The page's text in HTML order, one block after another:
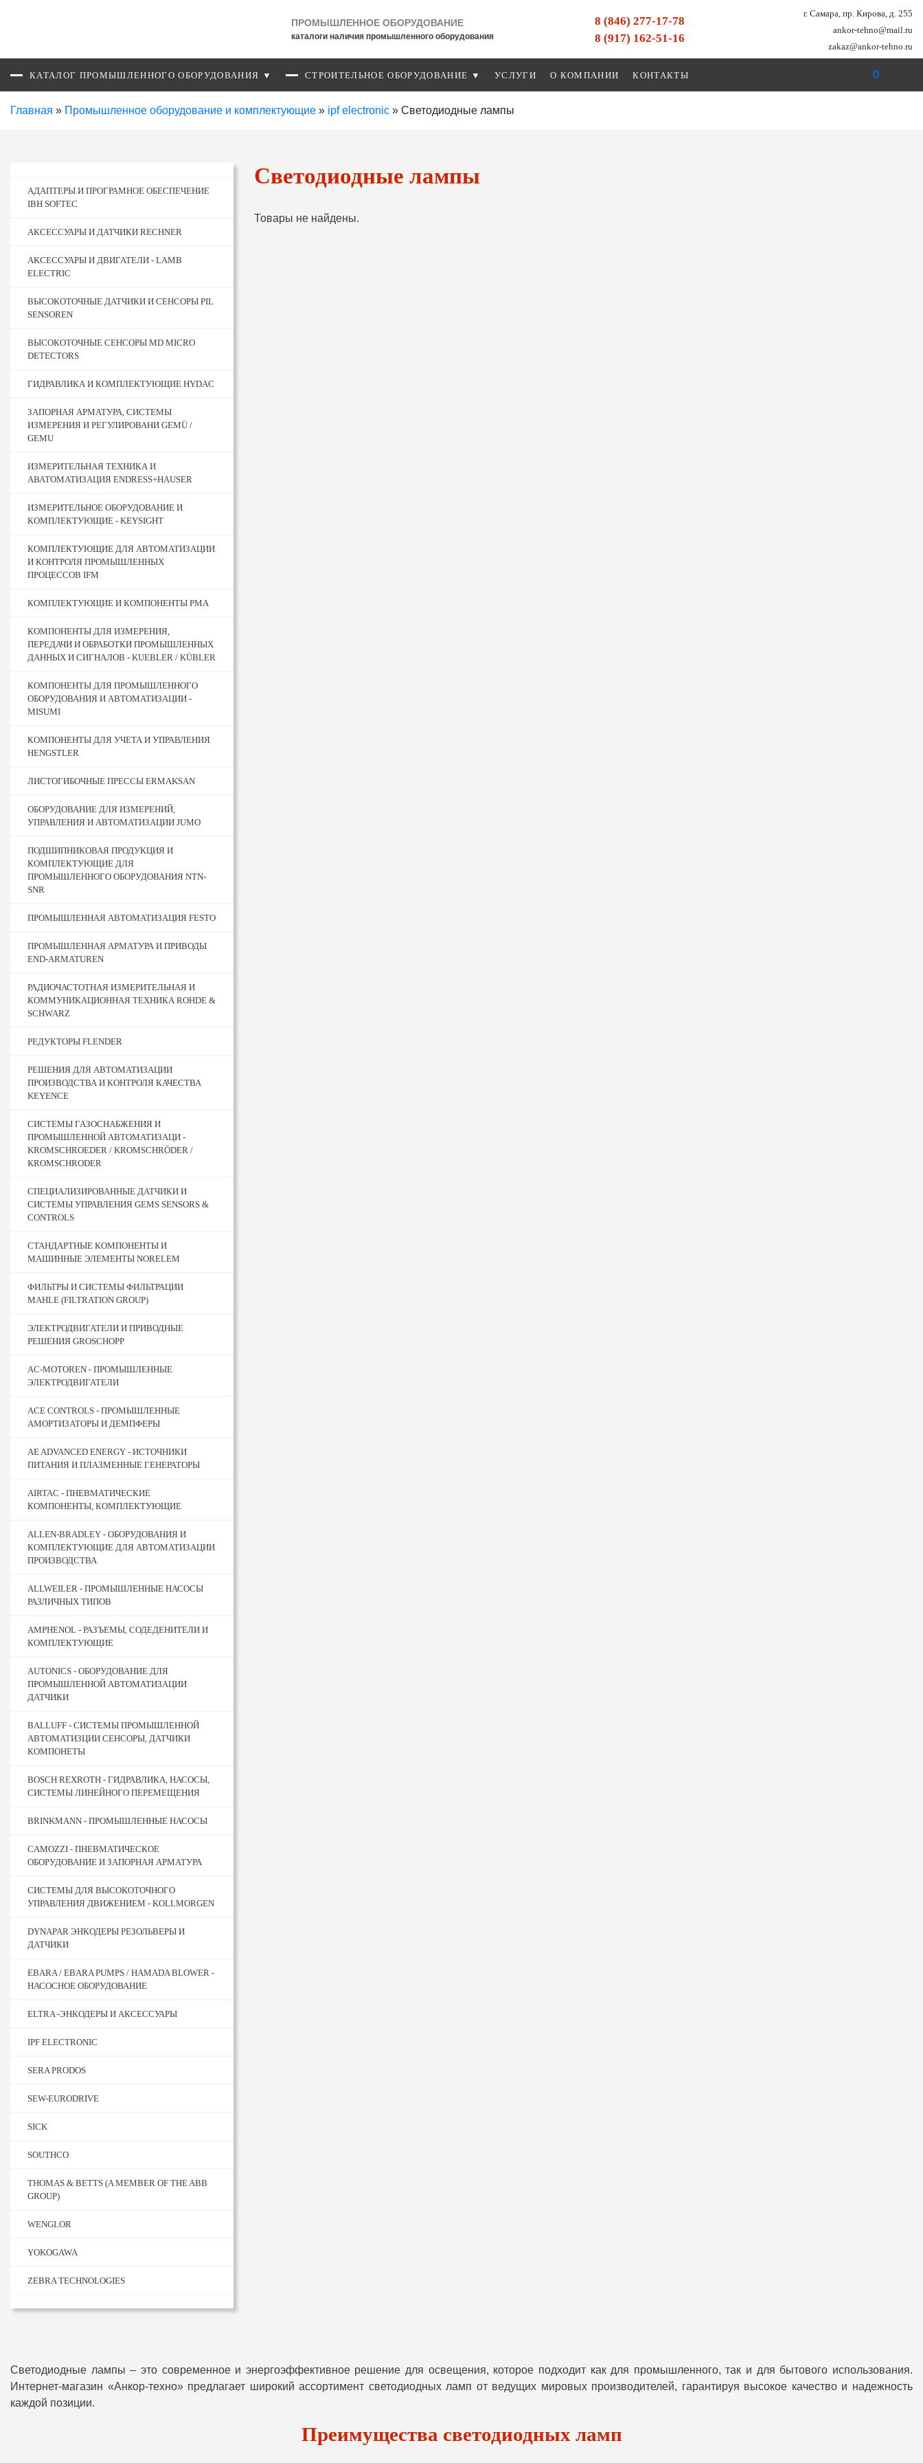
ПРОМЫШЛЕННОЕ ОБОРУДОВАНИЕ
каталоги наличия промышленного оборудования
8 (846) 277-17-78
8 (917) 162-51-16
г. Самара, пр. Кирова, д. 255
ankor-tehno@mail.ru
zakaz@ankor-tehno.ru
КАТАЛОГ ПРОМЫШЛЕННОГО ОБОРУДОВАНИЯ ▼ СТРОИТЕЛЬНОЕ ОБОРУДОВАНИЕ ▼ УСЛУГИ О КОМПАНИИ КОНТАКТЫ 0
Главная » Промышленное оборудование и комплектующие » ipf electronic » Светодиодные лампы
АДАПТЕРЫ И ПРОГРАМНОЕ ОБЕСПЕЧЕНИЕ
IBH SOFTEC
АКСЕССУАРЫ И ДАТЧИКИ RECHNER
АКСЕССУАРЫ И ДВИГАТЕЛИ - LAMB
ELECTRIC
ВЫСОКОТОЧНЫЕ ДАТЧИКИ И СЕНСОРЫ PIL
SENSOREN
ВЫСОКОТОЧНЫЕ СЕНСОРЫ MD MICRO
DETECTORS
ГИДРАВЛИКА И КОМПЛЕКТУЮЩИЕ HYDAC
ЗАПОРНАЯ АРМАТУРА, СИСТЕМЫ
ИЗМЕРЕНИЯ И РЕГУЛИРОВАНИ GEMÜ /
GEMU
ИЗМЕРИТЕЛЬНАЯ ТЕХНИКА И
АВАТОМАТИЗАЦИЯ ENDRESS+HAUSER
ИЗМЕРИТЕЛЬНОЕ ОБОРУДОВАНИЕ И
КОМПЛЕКТУЮЩИЕ - KEYSIGHT
КОМПЛЕКТУЮЩИЕ ДЛЯ АВТОМАТИЗАЦИИ
И КОНТРОЛЯ ПРОМЫШЛЕННЫХ
ПРОЦЕССОВ IFM
КОМПЛЕКТУЮЩИЕ И КОМПОНЕНТЫ PMA
КОМПОНЕНТЫ ДЛЯ ИЗМЕРЕНИЯ,
ПЕРЕДАЧИ И ОБРАБОТКИ ПРОМЫШЛЕННЫХ
ДАННЫХ И СИГНАЛОВ - KUEBLER / KÜBLER
КОМПОНЕНТЫ ДЛЯ ПРОМЫШЛЕННОГО
ОБОРУДОВАНИЯ И АВТОМАТИЗАЦИИ -
MISUMI
КОМПОНЕНТЫ ДЛЯ УЧЕТА И УПРАВЛЕНИЯ
HENGSTLER
ЛИСТОГИБОЧНЫЕ ПРЕССЫ ERMAKSAN
ОБОРУДОВАНИЕ ДЛЯ ИЗМЕРЕНИЙ,
УПРАВЛЕНИЯ И АВТОМАТИЗАЦИИ JUMO
ПОДШИПНИКОВАЯ ПРОДУКЦИЯ И
КОМПЛЕКТУЮЩИЕ ДЛЯ
ПРОМЫШЛЕННОГО ОБОРУДОВАНИЯ NTN-
SNR
ПРОМЫШЛЕННАЯ АВТОМАТИЗАЦИЯ FESTO
ПРОМЫШЛЕННАЯ АРМАТУРА И ПРИВОДЫ
END-ARMATUREN
РАДИОЧАСТОТНАЯ ИЗМЕРИТЕЛЬНАЯ И
КОММУНИКАЦИОННАЯ ТЕХНИКА ROHDE &
SCHWARZ
РЕДУКТОРЫ FLENDER
РЕШЕНИЯ ДЛЯ АВТОМАТИЗАЦИИ
ПРОИЗВОДСТВА И КОНТРОЛЯ КАЧЕСТВА
KEYENCE
СИСТЕМЫ ГАЗОСНАБЖЕНИЯ И
ПРОМЫШЛЕННОЙ АВТОМАТИЗАЦИ -
KROMSCHROEDER / KROMSCHRÖDER /
KROMSCHRODER
СПЕЦИАЛИЗИРОВАННЫЕ ДАТЧИКИ И
СИСТЕМЫ УПРАВЛЕНИЯ GEMS SENSORS &
CONTROLS
СТАНДАРТНЫЕ КОМПОНЕНТЫ И
МАШИННЫЕ ЭЛЕМЕНТЫ NORELEM
ФИЛЬТРЫ И СИСТЕМЫ ФИЛЬТРАЦИИ
MAHLE (FILTRATION GROUP)
ЭЛЕКТРОДВИГАТЕЛИ И ПРИВОДНЫЕ
РЕШЕНИЯ GROSCHOPP
AC-MOTOREN - ПРОМЫШЛЕННЫЕ
ЭЛЕКТРОДВИГАТЕЛИ
ACE CONTROLS - ПРОМЫШЛЕННЫЕ
АМОРТИЗАТОРЫ И ДЕМПФЕРЫ
AE ADVANCED ENERGY - ИСТОЧНИКИ
ПИТАНИЯ И ПЛАЗМЕННЫЕ ГЕНЕРАТОРЫ
AIRTAC - ПНЕВМАТИЧЕСКИЕ
КОМПОНЕНТЫ, КОМПЛЕКТУЮЩИЕ
ALLEN-BRADLEY - ОБОРУДОВАНИЯ И
КОМПЛЕКТУЮЩИЕ ДЛЯ АВТОМАТИЗАЦИИ
ПРОИЗВОДСТВА
ALLWEILER - ПРОМЫШЛЕННЫЕ НАСОСЫ
РАЗЛИЧНЫХ ТИПОВ
AMPHENOL - РАЗЪЕМЫ, СОДЕДЕНИТЕЛИ И
КОМПЛЕКТУЮЩИЕ
AUTONICS - ОБОРУДОВАНИЕ ДЛЯ
ПРОМЫШЛЕННОЙ АВТОМАТИЗАЦИИ
ДАТЧИКИ
BALLUFF - СИСТЕМЫ ПРОМЫШЛЕННОЙ
АВТОМАТИЗЦИИ СЕНСОРЫ, ДАТЧИКИ
КОМПОНЕТЫ
BOSCH REXROTH - ГИДРАВЛИКА, НАСОСЫ,
СИСТЕМЫ ЛИНЕЙНОГО ПЕРЕМЕЩЕНИЯ
BRINKMANN - ПРОМЫШЛЕННЫЕ НАСОСЫ
CAMOZZI - ПНЕВМАТИЧЕСКОЕ
ОБОРУДОВАНИЕ И ЗАПОРНАЯ АРМАТУРА
CИСТЕМЫ ДЛЯ ВЫСОКОТОЧНОГО
УПРАВЛЕНИЯ ДВИЖЕНИЕМ - KOLLMORGEN
DYNAPAR ЭНКОДЕРЫ РЕЗОЛЬВЕРЫ И
ДАТЧИКИ
EBARA / EBARA PUMPS / HAMADA BLOWER -
НАСОСНОЕ ОБОРУДОВАНИЕ
ELTRA -ЭНКОДЕРЫ И АКСЕССУАРЫ
IPF ELECTRONIC
SERA PRODOS
SEW-EURODRIVE
SICK
SOUTHCO
THOMAS & BETTS (A MEMBER OF THE ABB
GROUP)
WENGLOR
YOKOGAWA
ZEBRA TECHNOLOGIES
Светодиодные лампы
Товары не найдены.
Светодиодные лампы – это современное и энергоэффективное решение для освещения, которое подходит как для промышленного, так и для бытового использования.
Интернет-магазин «Анкор-техно» предлагает широкий ассортимент светодиодных ламп от ведущих мировых производителей, гарантируя высокое качество и надежность
каждой позиции.
Преимущества светодиодных ламп